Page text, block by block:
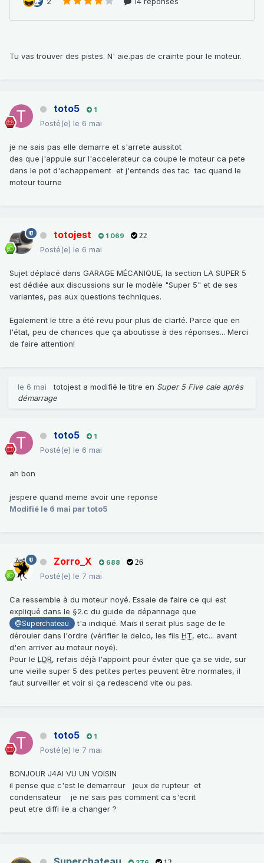
Tu vas trouver des pistes. N' aie.pas de crainte pour le moteur.
toto5 1
Posté(e) le 6 mai
je ne sais pas elle demarre et s'arrete aussitot
des que j'appuie sur l'accelerateur ca coupe le moteur ca pete
dans le pot d'echappement et j'entends des tac tac quand le
moteur tourne
totojest 1 069 22
Posté(e) le 6 mai
Sujet déplacé dans GARAGE MÉCANIQUE, la section LA SUPER 5
est dédiée aux discussions sur le modèle "Super 5" et de ses
variantes, pas aux questions techniques.
Egalement le titre a été revu pour plus de clarté. Parce que en
l'état, peu de chances que ça aboutisse à des réponses... Merci
de faire attention!
le 6 mai totojest a modifié le titre en Super 5 Five cale après
démarrage
toto5 1
Posté(e) le 6 mai
ah bon
jespere quand meme avoir une reponse
Modifié le 6 mai par toto5
Zorro_X 688 26
Posté(e) le 7 mai
Ca ressemble à du moteur noyé. Essaie de faire ce qui est
expliqué dans le §2.c du guide de dépannage que
@Superchateau
t'a indiqué. Mais il serait plus sage de le
dérouler dans l'ordre (vérifier le delco, les fils HT, etc... avant
d'en arriver au moteur noyé).
Pour le LDR, refais déjà l'appoint pour éviter que ça se vide, sur
une vieille super 5 des petites pertes peuvent être normales, il
faut surveiller et voir si ça redescend vite ou pas.
toto5 1
Posté(e) le 7 mai
BONJOUR J4AI VU UN VOISIN
il pense que c'est le demarreur jeux de rupteur et
condensateur je ne sais pas comment ca s'ecrit
peut etre diffi ile a changer ?